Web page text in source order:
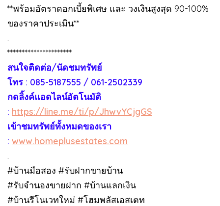
**พร้อมอัตราดอกเบี้ยพิเศษ และ วงเงินสูงสุด 90-100%
ของราคาประเมิน**
.
**********************
สนใจติดต่อ/นัดชมทรัพย์
โทร : 085-5187555 / 061-2502339
กดลิ้งค์แอดไลน์อัตโนมัติ
: https://line.me/ti/p/JhwvYCjgGS
เข้าชมทรัพย์ทั้งหมดของเรา
: www.homeplusestates.com
.
#บ้านมือสอง #รับฝากขายบ้าน
#รับจำนองขายฝาก #บ้านแลกเงิน
#บ้านรีโนเวทใหม่ #โฮมพลัสเอสเตท